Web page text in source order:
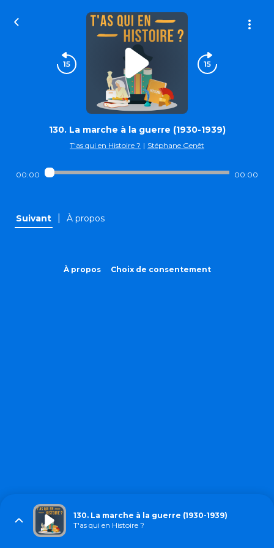
130. La marche à la guerre (1930-1939)
T'as qui en Histoire ? | Stéphane Genêt
00:00 00:00
Suivant À propos
À propos Choix de consentement
130. La marche à la guerre (1930-1939)
T'as qui en Histoire ?